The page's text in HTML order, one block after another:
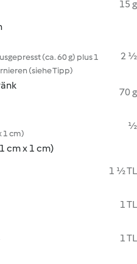
15 g
(ca. 60 g) plus 1
(siehe Tipp)
2 ½
70 g
1 cm)
½
cm x 1 cm)
1 ½ TL
1 TL
1 TL